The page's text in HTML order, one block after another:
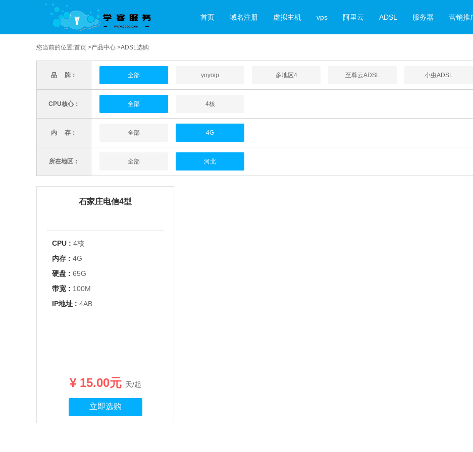
首页 域名注册 虚拟主机 vps 阿里云 ADSL 服务器 营销推
您当前的位置:首页 >产品中心 >ADSL选购
品 牌： 全部 yoyoip 多地区4 至尊云ADSL 小虫ADSL
CPU核心： 全部 4核
内 存： 全部 4G
所在地区： 全部 河北
石家庄电信4型
CPU : 4核
内存 : 4G
硬盘 : 65G
带宽 : 100M
IP地址 : 4AB
¥ 15.00元 天/起
立即选购